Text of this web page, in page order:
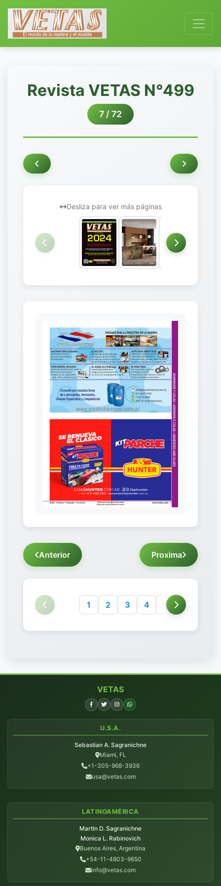
Revista VETAS N°499
7 / 72
Desliza para ver más páginas
Anterior Proxima
1 2 3 4 5 6
VETAS
U.S.A.
Sebastian A. Sagranichne
Miami, FL
+1-305-968-3936
usa@vetas.com
LATINOAMÉRICA
Martin D. Sagranichne
Monica L. Rabinovich
Buenos Aires, Argentina
+54-11-4803-9650
info@vetas.com